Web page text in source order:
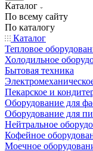
Каталог
По всему сайту
По каталогу
Каталог
Тепловое
Холодильное
Бытовая техника
Пекарское и
Оборудование для
Оборудование для
Нейтральное
Кофейное
Моечное